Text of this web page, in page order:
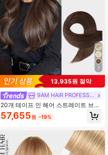
7
13,935원 절약
9AM HAIR PROFESSIONAL
20개 테이프 인 헤어 스트레이트 브라
운 컬러 150% 18-26 인치 레미 인모
테이프 인 헤어 익스텐션 다크 브라운
익스텐션
57,655원 -19%